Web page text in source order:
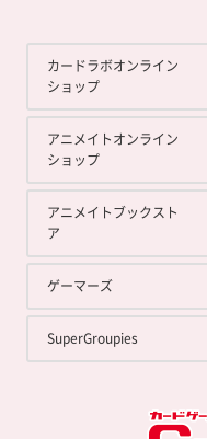
カードラボオンライン
ショップ
アニメイトオンライン
ショップ
アニメイトブックスト
ア
ゲーマーズ
SuperGroupies